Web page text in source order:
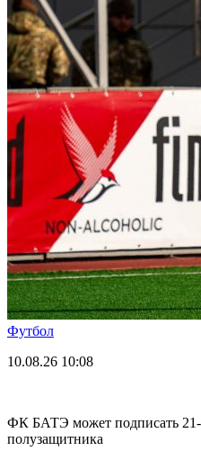
Футбол
10.08.26 10:08
ФК БАТЭ может подписать 21-
полузащитника